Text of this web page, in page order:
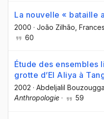
La nouvelle « bataille
2000 · João Zilhão ,
60
Étude des ensembles
grotte d’El Aliya à
2002 · Abdeljalil
Anthropologie · 59